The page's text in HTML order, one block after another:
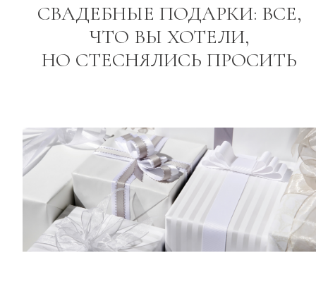
СВАДЕБНЫЕ ПОДАРКИ: ВСЕ,
ЧТО ВЫ ХОТЕЛИ,
НО СТЕСНЯЛИСЬ ПРОСИТЬ